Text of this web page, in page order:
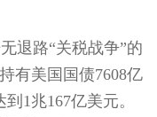
退路“关税战争”的
有美国国债7608亿
1 兆167亿美元。